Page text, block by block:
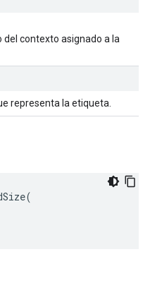
contexto asignado a la
representa la etiqueta.
(